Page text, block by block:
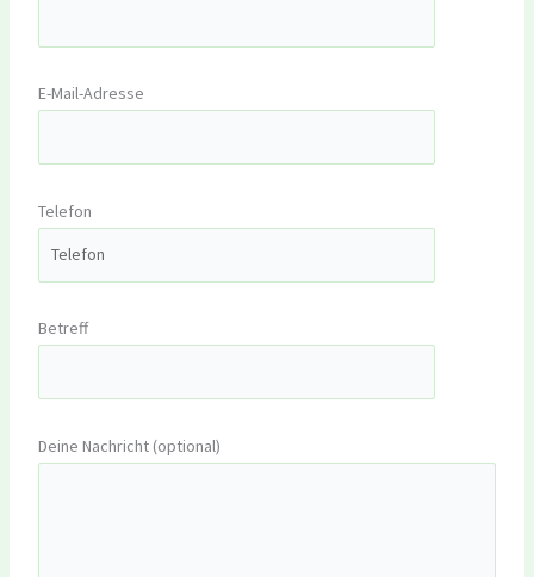
E-Mail-Adresse
Telefon
Betreff
Deine Nachricht (optional)